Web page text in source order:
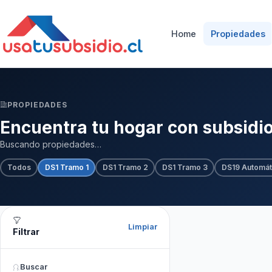
Home Propiedades
PROPIEDADES
Encuentra tu hogar con
Buscando propiedades…
Todos DS1 Tramo 1 DS1 Tramo 2 DS1 Tramo 3 DS19
Filtrar Limpiar
Buscar